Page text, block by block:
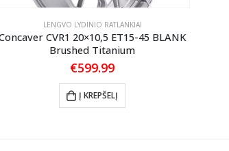
LENGVO LYDINIO RATLANKIAI
CVR1 20×10,5 ET15-45 BLANK
Brushed Titanium
€599.99
Į KREPŠELĮ